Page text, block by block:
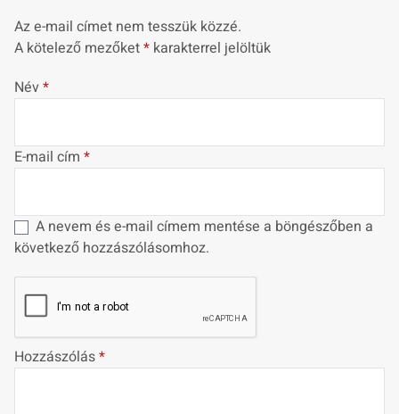
Az e-mail címet nem tesszük közzé.
A kötelező mezőket* karakterrel jelöltük
Név*
E-mail cím *
A nevem és e-mail címem mentése a böngészőben a
következő hozzászólásomhoz.
Hozzászólás*